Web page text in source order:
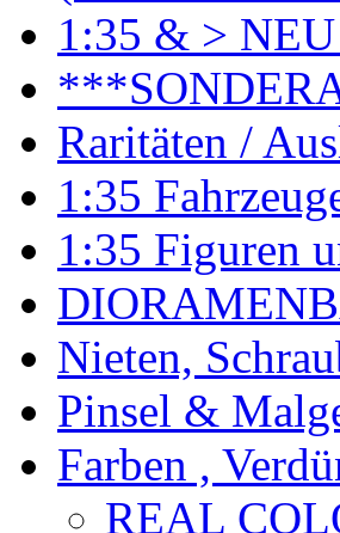
1:35 & >
Raritäten /
1:35
1:35 Figuren
Nieten,
Pinsel &
Farben ,
REAL